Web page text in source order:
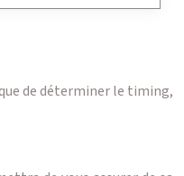
de déterminer le timing,